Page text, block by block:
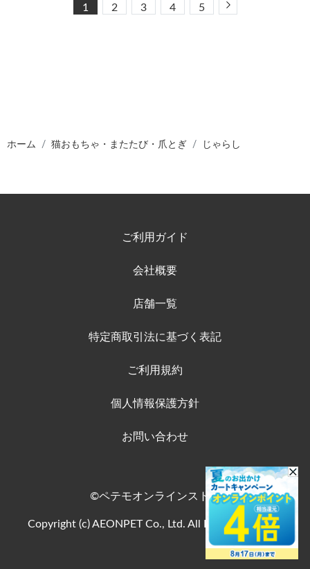
1 2 3 4 5 Next
ホーム 猫おもちゃ・またたび・爪とぎ じゃらし
ご利用ガイド
会社概要
店舗一覧
特定商取引法に基づく表記
ご利用規約
個人情報保護方針
お問い合わせ
©ペテモオンラインストア
Copyright (c) AEONPET Co., Ltd. All Rights Reserved.